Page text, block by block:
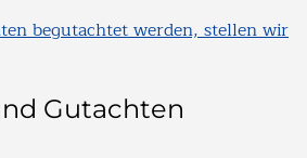
begutachtet werden, stellen wir
Gutachten